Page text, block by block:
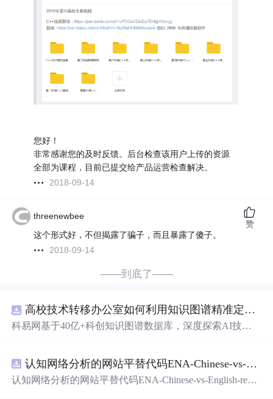
您好！
非常感谢您的及时反馈。后台检查该用户上传的资源
全部为课程，目前已提交给产品运营检查解决。
2018-09-14
threenewbee
这个形式好，不但揭露了骗子，而且暴露了傻子。
2018-09-14
赞
——到底了——
高校技术转移办公室如何利用知识图谱精准定位产业需求与技术适配点？.docx
科易网基于40亿+科创知识图谱数据库，深度探索AI技术
新领域的AI+数智化解决方案，推动科技创新与产业创新
智能化发展。
认知网络分析的网站平替代码ENA-Chinese-vs-English-reproducible.zip
认知网络分析的网站平替代码ENA-Chinese-vs-English-repro